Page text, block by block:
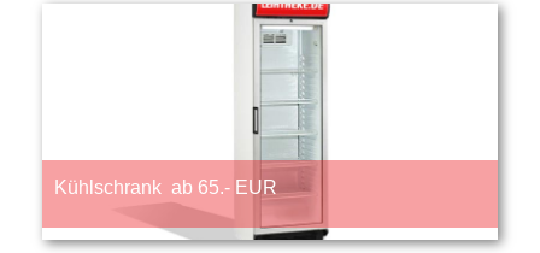
Kühlschrank ab 65.- EUR